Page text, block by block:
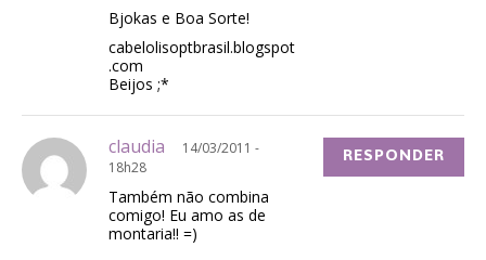
Bjokas e Boa Sorte!
cabelolisoptbrasil.blogspot
.com
Beijos ;*
claudia
14/03/2011 -
18h28
Também não combina
comigo! Eu amo as de
montaria!! =)
RESPONDER